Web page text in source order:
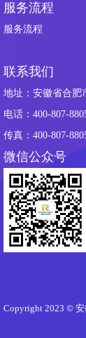
服务流程
服务流程
联系我们
地址：安徽省合肥
电话：400-807-
传真：400-807-
微信公众号
Copyright 2023 ©